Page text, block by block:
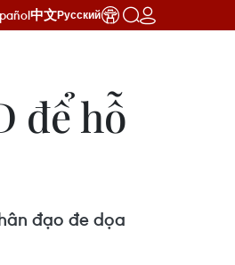
中文Русский
để hỗ
đạo đe dọa